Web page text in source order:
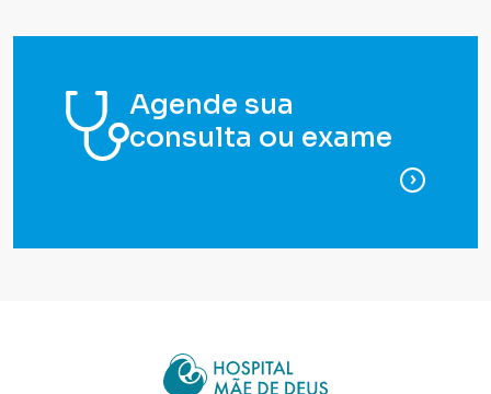
Agende sua
consulta ou exame
para